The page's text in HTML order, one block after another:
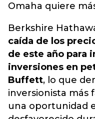
Omaha quiere
Berkshire
caída de los
de este año para
inversiones en
Buffett, lo que
inversionista más
una oportunidad